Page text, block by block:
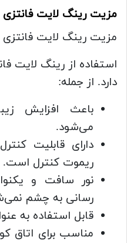
مزیت رینگ لایت فانتزی
مزیت رینگ لایت
استفاده از رینگ لایت
دارد. از جمله:
باعث افزایش
می‌شود.
دارای قابلیت
ریموت کنترل است.
نور سافت و
رسانی به چشم
قابل استفاده به
مناسب برای اتاق‌